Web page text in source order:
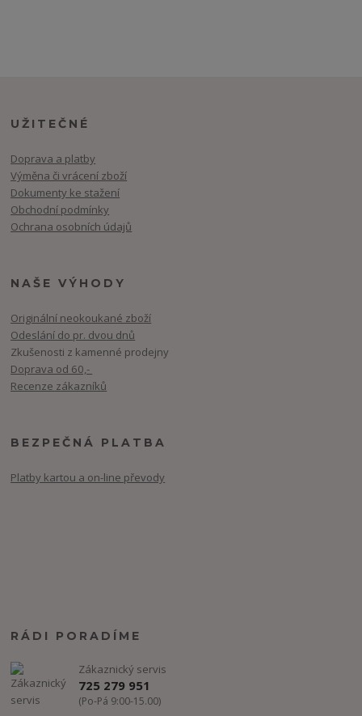
UŽITEČNÉ
Doprava a platby
Výměna či vrácení zboží
Dokumenty ke stažení
Obchodní podmínky
Ochrana osobních údajů
NAŠE VÝHODY
Originální neokoukané zboží
Odeslání do pr. dvou dnů
Zkušenosti z kamenné prodejny
Doprava od 60,-
Recenze zákazníků
BEZPEČNÁ PLATBA
Platby kartou a on-line převody
RÁDI PORADÍME
Zákaznický servis
725 279 951
(Po-Pá 9:00-15.00)